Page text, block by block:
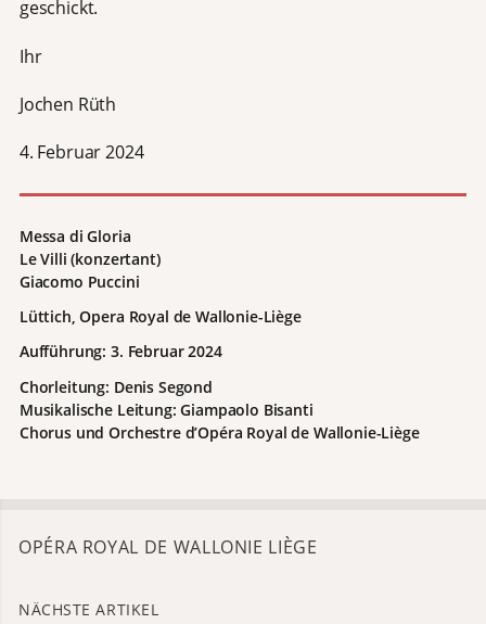
geschickt.
Ihr
Jochen Rüth
4. Februar 2024
Messa di Gloria
Le Villi (konzertant)
Giacomo Puccini
Lüttich, Opera Royal de Wallonie-Liège
Aufführung: 3. Februar 2024
Chorleitung: Denis Segond
Musikalische Leitung: Giampaolo Bisanti
Chorus und Orchestre d’Opéra Royal de Wallonie-Liège
OPÉRA ROYAL DE WALLONIE LIÈGE
NÄCHSTE ARTIKEL